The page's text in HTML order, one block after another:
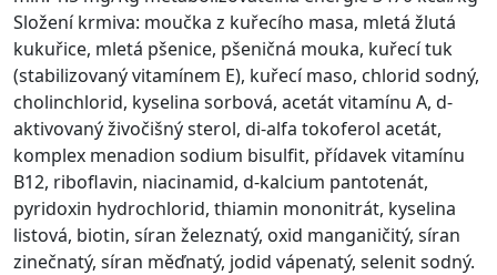
Složení krmiva: moučka z kuřecího masa, mletá žlutá
kukuřice, mletá pšenice, pšeničná mouka, kuřecí tuk
(stabilizovaný vitamínem E), kuřecí maso, chlorid sodný,
cholinchlorid, kyselina sorbová, acetát vitamínu A, d-
aktivovaný živočišný sterol, di-alfa tokoferol acetát,
komplex menadion sodium bisulfit, přídavek vitamínu
B12, riboflavin, niacinamid, d-kalcium pantotenát,
pyridoxin hydrochlorid, thiamin mononitrát, kyselina
listová, biotin, síran železnatý, oxid manganičitý, síran
zinečnatý, síran měďnatý, jodid vápenatý, selenit sodný.